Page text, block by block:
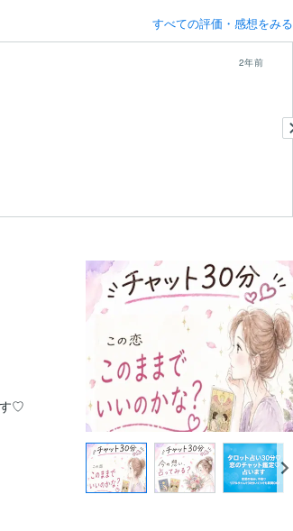
すべての評価・感想をみる
2年前
す♡